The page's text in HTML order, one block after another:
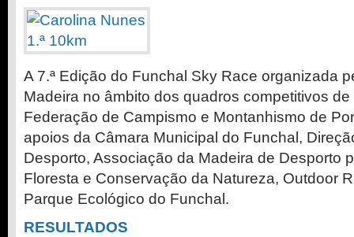
A 7.ª Edição do Funchal Sky Race organizada
Madeira no âmbito dos quadros competitivos
Federação de Campismo e Montanhismo de
apoios da Câmara Municipal do Funchal,
Desporto, Associação da Madeira de Desporto
Floresta e Conservação da Natureza, Outdoor
Parque Ecológico do Funchal.
RESULTADOS